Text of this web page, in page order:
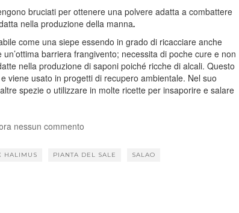
bruciati per ottenere una polvere adatta a combattere
nella produzione della manna.
come una siepe essendo in grado di ricacciare anche
barriera frangivento; necessita di poche cure e non
nella produzione di saponi poiché ricche di alcali. Questo
viene usato in progetti di recupero ambientale. Nel suo
spezie o utilizzare in molte ricette per insaporire e salare
nessun commento
HALIMUS PIANTA DEL SALE SALAO